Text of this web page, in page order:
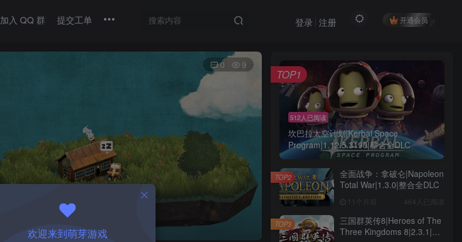
加入 QQ 群 提交工单 开通会员
登录 注册
0 9
512人已阅读
坎巴拉太空计划|Kerbal Space
Program|1.12.5.3190|整合全DLC
TOP1
全面战争：拿破仑|Napoleon
Total War|1.3.0|整合全DLC
11个月前 464人已阅读
TOP2
三国群英传8|Heroes of The
Three Kingdoms 8|2.3.1|整
TOP3
欢迎来到萌芽游戏